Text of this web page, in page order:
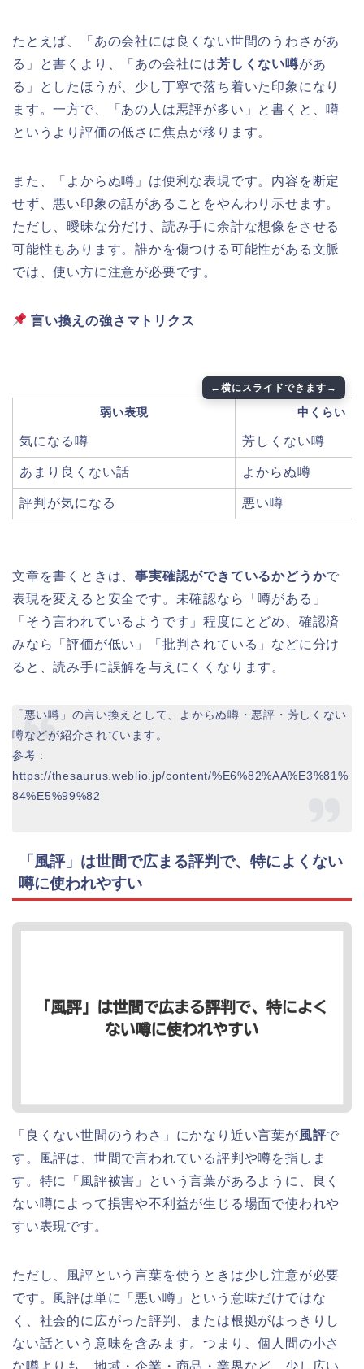
たとえば、「あの会社には良くない世間のうわさがあ
る」と書くより、「あの会社には芳しくない噂があ
る」としたほうが、少し丁寧で落ち着いた印象になり
ます。一方で、「あの人は悪評が多い」と書くと、噂
というより評価の低さに焦点が移ります。
また、「よからぬ噂」は便利な表現です。内容を断定
せず、悪い印象の話があることをやんわり示せます。
ただし、曖昧な分だけ、読み手に余計な想像をさせる
可能性もあります。誰かを傷つける可能性がある文脈
では、使い方に注意が必要です。
言い換えの強さマトリクス
弱い表現 中くらい
気になる噂 芳しくない噂
あまり良くない話 よからぬ噂
評判が気になる 悪い噂
文章を書くときは、事実確認ができているかどうかで
表現を変えると安全です。未確認なら「噂がある」
「そう言われているようです」程度にとどめ、確認済
みなら「評価が低い」「批判されている」などに分け
ると、読み手に誤解を与えにくくなります。
「悪い噂」の言い換えとして、よからぬ噂・悪評・芳しくない
噂などが紹介されています。
参考：
https://thesaurus.weblio.jp/content/%E6%82%AA%E3%81%
84%E5%99%82
「風評」は世間で広まる評判で、特によくない
噂に使われやすい
「良くない世間のうわさ」にかなり近い言葉が風評で
す。風評は、世間で言われている評判や噂を指しま
す。特に「風評被害」という言葉があるように、良く
ない噂によって損害や不利益が生じる場面で使われや
すい表現です。
ただし、風評という言葉を使うときは少し注意が必要
です。風評は単に「悪い噂」という意味だけではな
く、社会的に広がった評判、または根拠がはっきりし
ない話という意味を含みます。つまり、個人間の小さ